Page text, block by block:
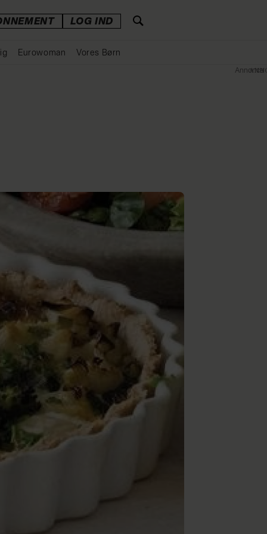
LOG IND
Eurowoman Vores Børn
Annonce